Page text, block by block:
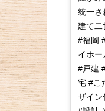
統一さ
建て二
#福岡
イホ
#戸建
宅 #こ
ザイン